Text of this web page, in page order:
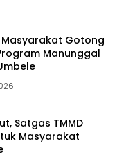
Terjadwal
Masyarakat Gotong
Manunggal
Satgas TMMD
Masyarakat